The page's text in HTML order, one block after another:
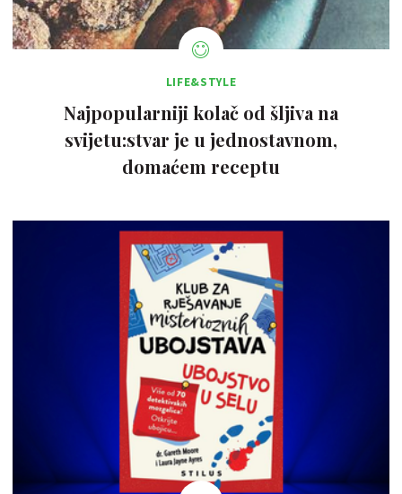
LIFE&STYLE
Najpopularniji kolač od šljiva na
svijetu:stvar je u jednostavnom,
domaćem receptu